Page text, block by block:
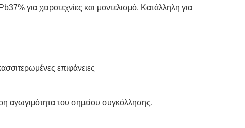
Pb37% για χειροτεχνίες και μοντελισμό. Κατάλληλη για
επιφάνειες
αγωγιμότητα του σημείου συγκόλλησης.